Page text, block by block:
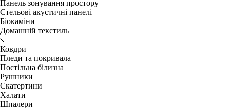
Панель зонування простору
Стельові акустичні панелі
Біокаміни
Домашній текстиль
Ковдри
Пледи та покривала
Постільна білизна
Рушники
Скатертини
Халати
Шпалери